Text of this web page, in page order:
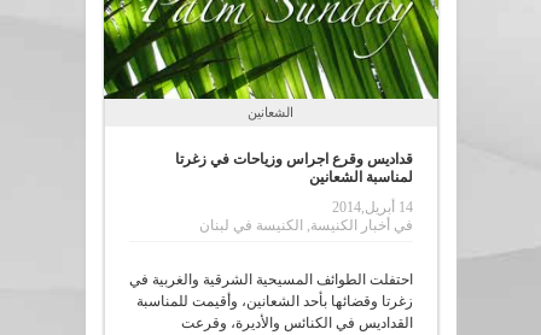
الشعانين
قداديس وقرع اجراس وزياحات في زغرتا
لمناسبة الشعانين
14 أبريل,2014
في أخبار الكنيسة, الكنيسة في لبنان
احتفلت الطوائف المسيحية الشرقية والغربية في
زغرتا وقضائها بأحد الشعانين، وأقيمت للمناسبة
القداديس في الكنائس والأديرة، وقرعت